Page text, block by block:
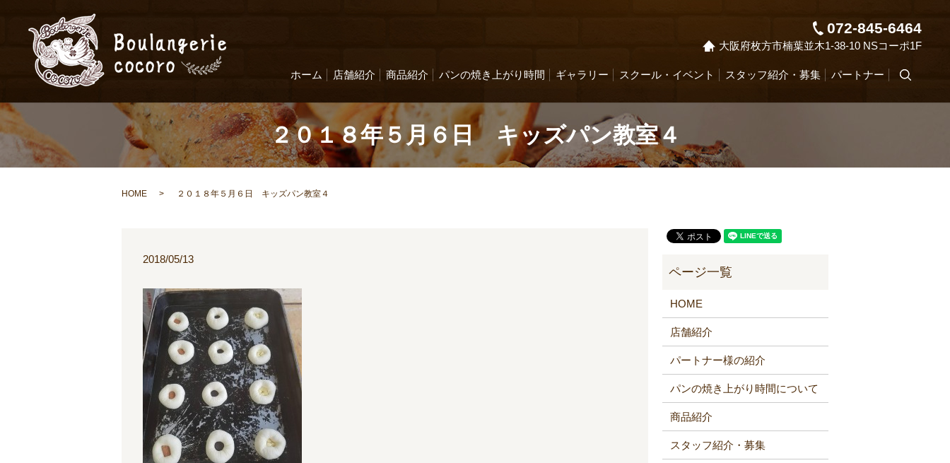
072-845-6464
大阪府枚方市楠葉並木1-38-10 NSコーポ1F
ホーム 店舗紹介 商品紹介 パンの焼き上がり時間 ギャラリー スクール・イベント スタッフ紹介・募集 パートナー
２０１８年５月６日 キッズパン教室４
HOME ２０１８年５月６日 キッズパン教室４
2018/05/13
HOME
店舗紹介
パートナー様の紹介
パンの焼き上がり時間について
商品紹介
スタッフ紹介・募集